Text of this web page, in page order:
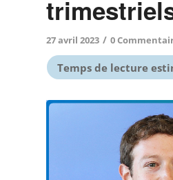
27 avril 2023 / 0